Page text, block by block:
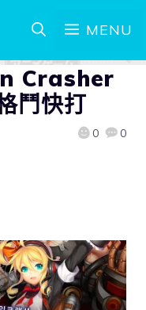
MENU
Crasher
鬥快打
0 0